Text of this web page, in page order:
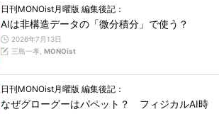
日刊MONOist月曜版 編集後記：
AIは非構造データの「微分積分」で使う？
2026年7月13日
三島一孝, MONOist
日刊MONOist月曜版 編集後記：
なぜグローグーはパペット？ フィジカルAI時